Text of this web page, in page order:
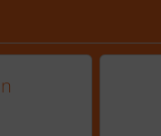
von einer 5